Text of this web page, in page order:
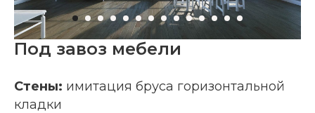
Под завоз мебели
Стены: имитация бруса горизонтальной
кладки